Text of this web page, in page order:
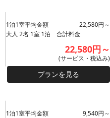
1泊1室平均金額
22,580円～
大人 2名 1室 1泊 合計料金
22,580円～
(サービス・税込み)
プランを見る
1泊1室平均金額
9,540円～